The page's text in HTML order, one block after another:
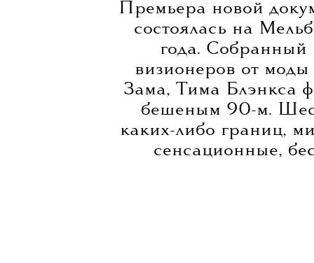
Премьера новой
состоялась на
года. Собранный
визионеров от
Зама, Тима Блэнкса
бешеным 90-м.
каких-либо границ,
сенсационные,